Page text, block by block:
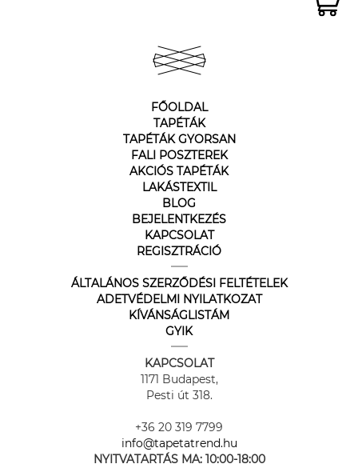
FŐOLDAL
TAPÉTÁK
TAPÉTÁK GYORSAN
FALI POSZTEREK
AKCIÓS TAPÉTÁK
LAKÁSTEXTIL
BLOG
BEJELENTKEZÉS
KAPCSOLAT
REGISZTRÁCIÓ
ÁLTALÁNOS SZERZŐDÉSI FELTÉTELEK
ADETVÉDELMI NYILATKOZAT
KÍVÁNSÁGLISTÁM
GYIK
KAPCSOLAT
1171 Budapest,
Pesti út 318.
+36 20 319 7799
info@tapetatrend.hu
NYITVATARTÁS MA: 10:00-18:00